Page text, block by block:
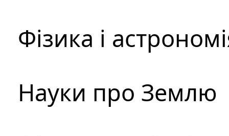
Фізика і
Науки про Землю